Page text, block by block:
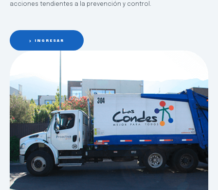
acciones tendientes a la prevención y control.
INGRESAR